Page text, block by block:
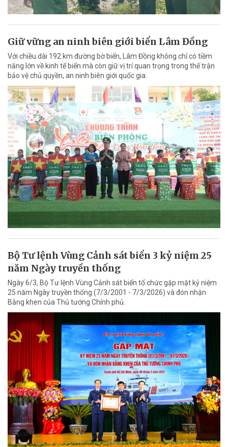
Giữ vững an ninh biên giới biển Lâm Đồng
Với chiều dài 192 km đường bờ biển, Lâm Đồng không chỉ có tiềm
năng lớn về kinh tế biển mà còn giữ vị trí quan trọng trong thế trận
bảo vệ chủ quyền, an ninh biên giới quốc gia.
Bộ Tư lệnh Vùng Cảnh sát biển 3 kỷ niệm 25
năm Ngày truyền thống
Ngày 6/3, Bộ Tư lệnh Vùng Cảnh sát biển tổ chức gặp mặt kỷ niệm
25 năm Ngày truyền thống (7/3/2001 - 7/3/2026) và đón nhận
Bằng khen của Thủ tướng Chính phủ.